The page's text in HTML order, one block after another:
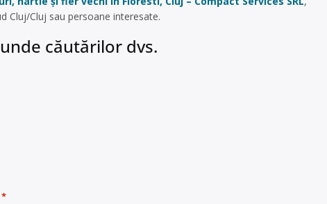
Cluj/Cluj sau persoane interesate.
căutărilor dvs.
*